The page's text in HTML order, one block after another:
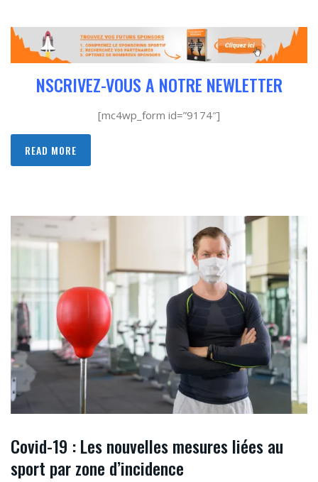
NSCRIVEZ-VOUS A NOTRE NEWLETTER
[mc4wp_form id=”9174″]
READ MORE
Covid-19 : Les nouvelles mesures liées au
sport par zone d’incidence